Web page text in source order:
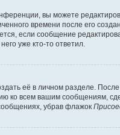
вы можете
времени после его
если сообщение
уже кто-то ответил.
её в личном разделе.
ко всем вашим сообщениям,
убрав флажок